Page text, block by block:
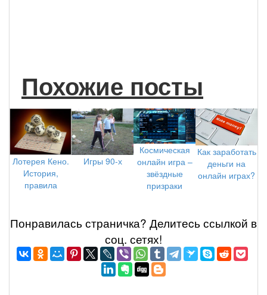
Похожие посты
Лотерея Кено.
История,
правила
Игры 90-х
Космическая
онлайн игра –
звёздные
призраки
Как заработать
деньги на
онлайн играх?
Понравилась страничка? Делитеcь ссылкой в
соц. сетях!